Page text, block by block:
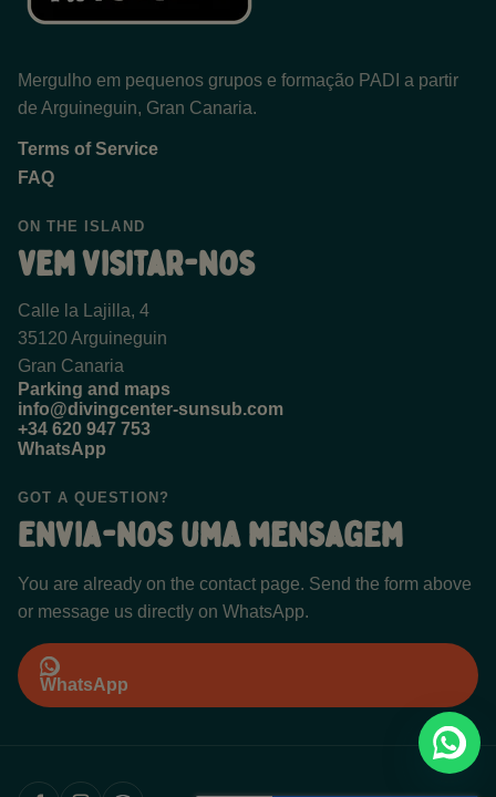
Mergulho em pequenos grupos e formação PADI a partir
de Arguineguin, Gran Canaria.
Terms of Service
FAQ
ON THE ISLAND
Vem visitar-nos
Calle la Lajilla, 4
35120 Arguineguin
Gran Canaria
Parking and maps
info@divingcenter-sunsub.com
+34 620 947 753
WhatsApp
GOT A QUESTION?
Envia-nos uma mensagem
You are already on the contact page. Send the form above
or message us directly on WhatsApp.
WhatsApp